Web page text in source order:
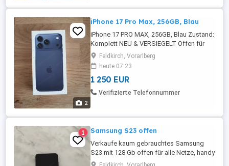
2
iPhone 17 Pro Max, 256GB, Blau
iPhone 17 PRO MAX, 256GB, Blau Zustand:
Komplett NEU & VERSIEGELT Offen für
alle Netze Rechnung ist vorhanden und
wird mitgegeben
Feldkirch, Vorarlberg
heute 07:23
1 250 EUR
Verifizierte Telefonnummer
1 Samsung S23 offen
Verkaufe kaum gebrauchtes Samsung
S23 mit 128 Gb offen für alle Netze, handy
hat noch folie drauf, 300 Fest Preis !!!!!